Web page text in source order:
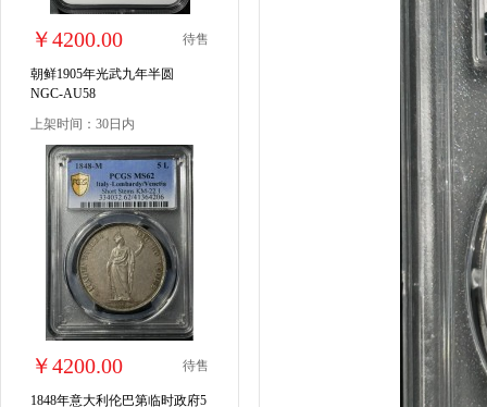
￥4200.00 待售
朝鲜1905年光武九年半圆
NGC-AU58
上架时间：30日内
￥4200.00 待售
1848年意大利伦巴第临时政府5